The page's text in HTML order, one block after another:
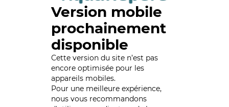
Version mobile
prochainement
disponible
Cette version du site n’est pas
encore optimisée pour les
appareils mobiles.
Pour une meilleure expérience,
nous vous recommandons